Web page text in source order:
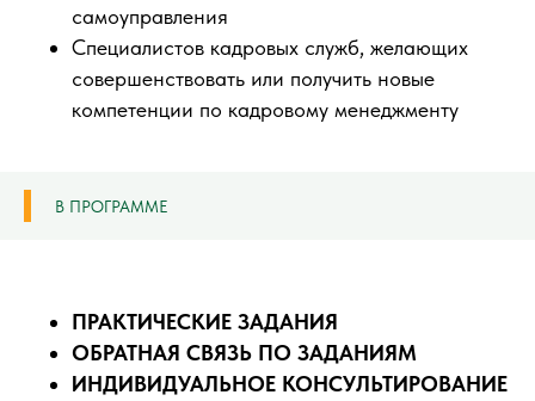
самоуправления
Специалистов кадровых служб, желающих
совершенствовать или получить новые
компетенции по кадровому менеджменту
В ПРОГРАММЕ
ПРАКТИЧЕСКИЕ ЗАДАНИЯ
ОБРАТНАЯ СВЯЗЬ ПО ЗАДАНИЯМ
ИНДИВИДУАЛЬНОЕ КОНСУЛЬТИРОВАНИЕ